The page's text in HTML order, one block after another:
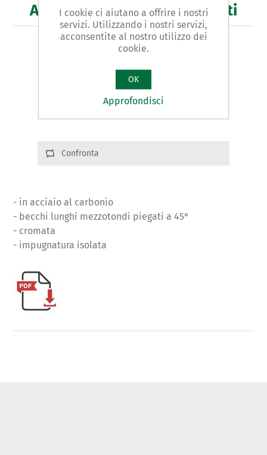
Art. 419 - pinza per telefonisti
PINZA PER TELEFONISTI
Varianti del prodotto
Cod.: 41902 | L:160 | g.180
Cod.: 41903 | L:200 | g.200
Confronta
- in acciaio al carbonio
- becchi lunghi mezzotondi piegati a 45°
- cromata
- impugnatura isolata
I cookie ci aiutano a offrire i nostri
servizi. Utilizzando i nostri servizi,
acconsentite al nostro utilizzo dei
cookie.
OK
Approfondisci